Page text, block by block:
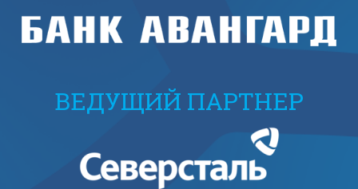
ВЕДУЩИЙ ПАРТНЕР